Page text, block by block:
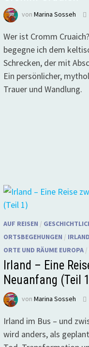
von Marina Sosseh
Wer ist Cromm
begegne ich dem
Schrecken, der mit
Ein persönlicher,
Trauer und Wandlung.
AUF REISEN /
ORTSBEGEHUNGEN / IRLAND
ORTE UND RÄUME EUROPA/
Irland – Eine
Neuanfang (Teil
von Marina Sosseh
Irland im Bus – und
wird anders, als